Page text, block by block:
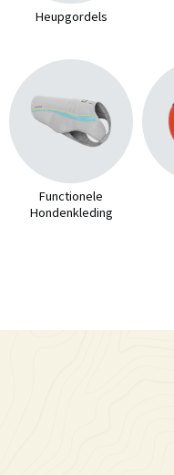
Heupgordels
Functionele
Hondenkleding